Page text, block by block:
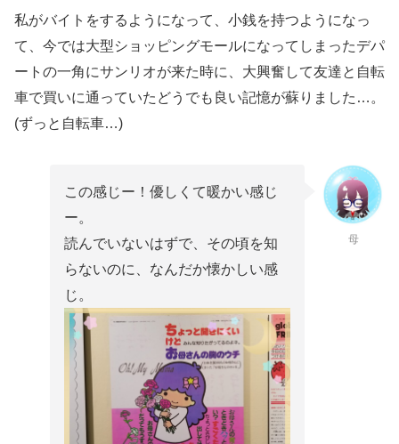
私がバイトをするようになって、小銭を持つようになっ
て、今では大型ショッピングモールになってしまったデパ
ートの一角にサンリオが来た時に、大興奮して友達と自転
車で買いに通っていたどうでも良い記憶が蘇りました…。
(ずっと自転車…)
この感じー！優しくて暖かい感じ
ー。
読んでいないはずで、その頃を知
らないのに、なんだか懐かしい感
じ。
母